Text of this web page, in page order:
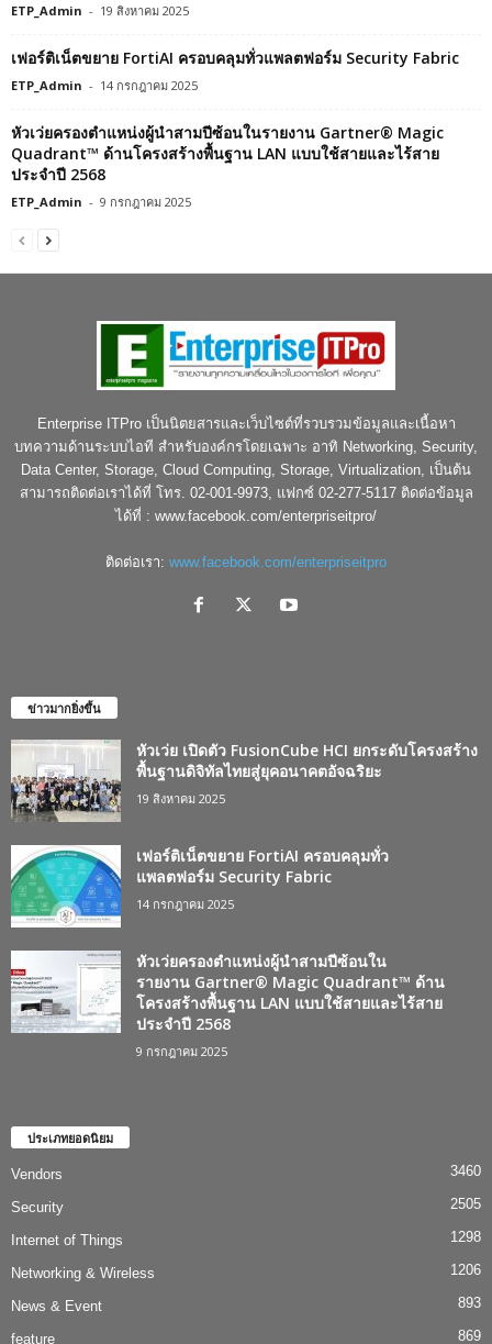
ETP_Admin - 19 สิงหาคม 2025
เฟอร์ติเน็ตขยาย FortiAI ครอบคลุมทั่วแพลตฟอร์ม Security Fabric
ETP_Admin - 14 กรกฎาคม 2025
หัวเว่ยครองตำแหน่งผู้นำสามปีซ้อนในรายงาน Gartner® Magic
Quadrant™ ด้านโครงสร้างพื้นฐาน LAN แบบใช้สายและไร้สาย
ประจำปี 2568
ETP_Admin - 9 กรกฎาคม 2025
Enterprise ITPro เป็นนิตยสารและเว็บไซต์ที่รวบรวมข้อมูลและเนื้อหา
บทความด้านระบบไอที สำหรับองค์กรโดยเฉพาะ อาทิ Networking, Security,
Data Center, Storage, Cloud Computing, Storage, Virtualization, เป็นต้น
สามารถติดต่อเราได้ที่ โทร. 02-001-9973, แฟกซ์ 02-277-5117 ติดต่อข้อมูล
ได้ที่ : www.facebook.com/enterpriseitpro/
ติดต่อเรา: www.facebook.com/enterpriseitpro
ข่าวมากยิ่งขึ้น
หัวเว่ย เปิดตัว FusionCube HCI ยกระดับโครงสร้าง
พื้นฐานดิจิทัลไทยสู่ยุคอนาคตอัจฉริยะ
19 สิงหาคม 2025
เฟอร์ติเน็ตขยาย FortiAI ครอบคลุมทั่ว
แพลตฟอร์ม Security Fabric
14 กรกฎาคม 2025
หัวเว่ยครองตำแหน่งผู้นำสามปีซ้อนใน
รายงาน Gartner® Magic Quadrant™ ด้าน
โครงสร้างพื้นฐาน LAN แบบใช้สายและไร้สาย
ประจำปี 2568
9 กรกฎาคม 2025
ประเภทยอดนิยม
Vendors 3460
Security 2505
Internet of Things 1298
Networking & Wireless 1206
News & Event 893
feature 869